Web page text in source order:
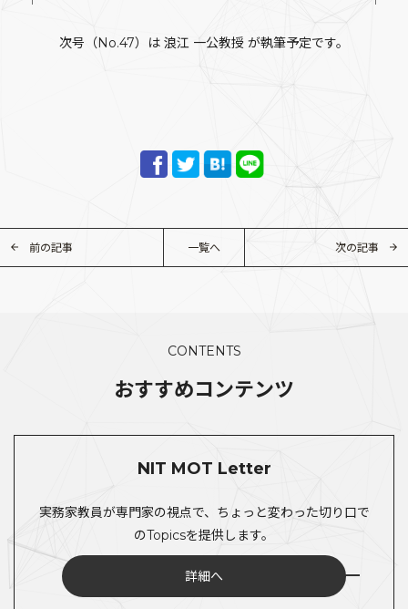
次号（No.47）は 浪江 一公教授 が執筆予定です。
前の記事 一覧へ 次の記事
CONTENTS
おすすめコンテンツ
NIT MOT Letter
実務家教員が専門家の視点で、ちょっと変わった切り口で
のTopicsを提供します。
詳細へ